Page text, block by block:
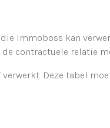
Immoboss kan
contractuele relatie
Deze tabel